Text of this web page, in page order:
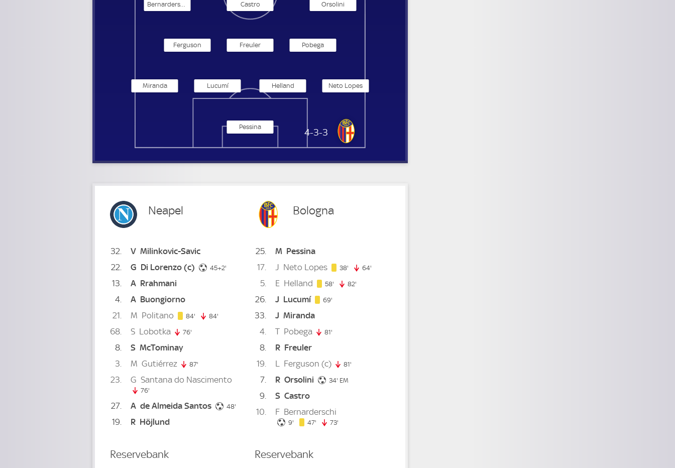
FC Bologna
4-3-3
Pessina
Neto Lopes
Helland
Lucumí
Miranda
Pobega
Freuler
Ferguson
Orsolini
Castro
Bernarderschi
Neapel
32 V Milinkovic-Savic
22
G Di Lorenzo(c) 45+2' 47. minute
13 A Rrahmani
4
A Buongiorno
21
M Politano 84' 84. minute
84'
68 S Lobotka 76'
8 S McTominay
3
M Gutiérrez 87'
23 G Santana do Nascimento
76'
27 A de Almeida Santos 48'
19 R Höjlund
Reservebank
Bologna
25 M Pessina
17
J Neto Lopes 38' 38. minute
64'
5 E Helland 58' 58. minute
82'
26 J Lucumí 69'
33 J Miranda
4
T Pobega 81'
8 R Freuler
19
L Ferguson (c) 81'
7 R Orsolini 34' 34. minute
EM
9 S Castro
10
F Bernarderschi
9' 9. minute
47' 47. minute
73'
Reservebank